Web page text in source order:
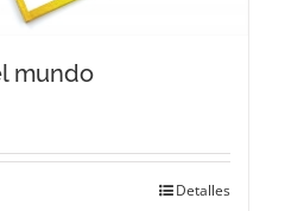
mundo
Detalles